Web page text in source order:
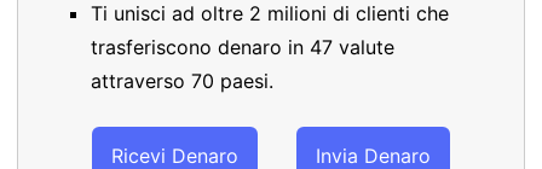
Ti unisci ad oltre 2 milioni di clienti che
trasferiscono denaro in 47 valute
attraverso 70 paesi.
Ricevi Denaro Invia Denaro